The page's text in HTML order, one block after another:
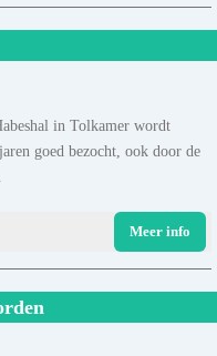
in Tolkamer wordt
goed bezocht, ook door de
Meer info